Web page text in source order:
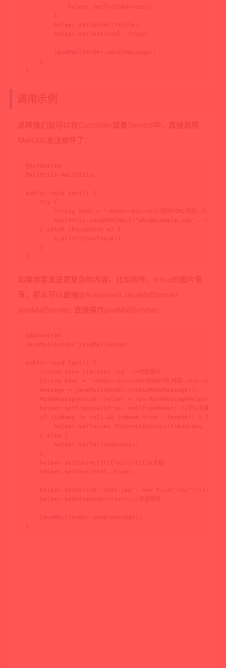
            helper.setTo(toAddress);
        }
        helper.setSubject(title);
        helper.setText(html, true);
        javaMailSender.send(message);
    }
}
调用示例
这样我们就可以在Controller或者Service中，直接调用
MailUtils发送邮件了：
@Autowired
MailUtils mailUtils;
public void test() {
    try {
String html = "<body><div><h2>测试HTML内容</h2></
        mailUtils.sendHtmlMail("
abc@example.com
", "小张",
    } catch (Exception e) {
        e.printStackTrace();
    }
}
如果你要发送更复杂的内容，比如附件、inline的图片等
等，那么可以直接@Autowired JavaMailSender
javaMailSender; 直接操作javaMailSender：
@Autowired
JavaMailSender javaMailSender;
public void test() {
    //<img src='cid:test.jpg' />内嵌图片
String html = "<body><div><h2>测试HTML内容</h2><img
    message = javaMailSender.createMimeMessage();
MimeMessageHelper helper = new
helper.setFrom(mailFrom, mailFromName); //可以设置发件人
    if (toName != null && toName.trim().length() > 0) {
helper.setTo(new InternetAddress(toAddress,
    } else {
        helper.setTo(toAddress);
    }
    helper.setSubject(title);//title主题
    helper.setText(html, true);
helper.addInline("test.jpg", new File("xxx"));//发送
    helper.addAttachment(xxx);//发送附件
    javaMailSender.send(message);
}